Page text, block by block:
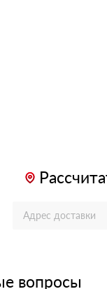
вопросы